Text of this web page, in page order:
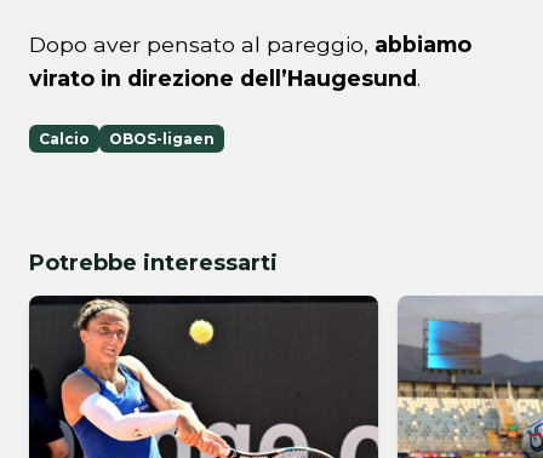
Dopo aver pensato al pareggio, abbiamo
virato in direzione dell’Haugesund.
Calcio OBOS-ligaen
Potrebbe interessarti